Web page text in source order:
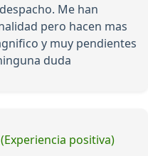
Me han
pero hacen mas
y muy pendientes
duda
positiva)